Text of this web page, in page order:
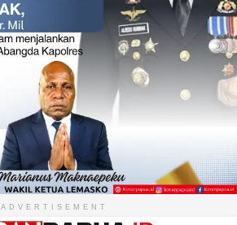
ADVERTISEMENT